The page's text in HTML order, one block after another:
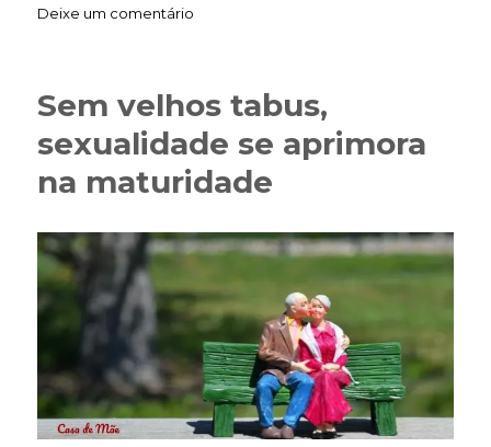
Deixe um comentário
de
em
conta
diferentes
de
Sem velhos tabus,
sexualidade se aprimora
na maturidade